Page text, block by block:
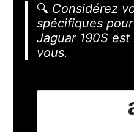
🔍 Considérez
spécifiques
Jaguar 190S
vous.